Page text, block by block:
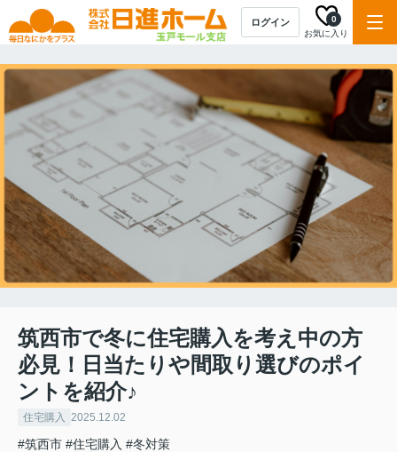
ログイン
お気に入り
0
筑西市で冬に住宅購入を考え中の方
必見！日当たりや間取り選びのポイ
ントを紹介♪
住宅購入 2025.12.02
#筑西市 #住宅購入 #冬対策